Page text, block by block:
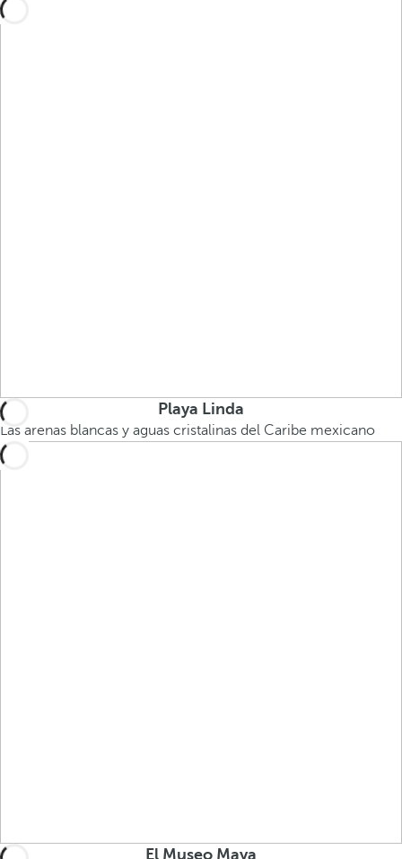
Playa Linda
Las arenas blancas y aguas cristalinas del Caribe mexicano
El Museo Maya